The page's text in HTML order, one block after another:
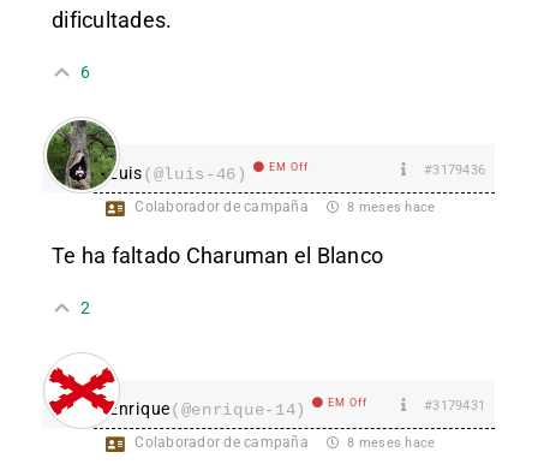
dificultades.
6
Luis(@luis-46) EM Off #3179436
Colaborador de campaña 8 meses hace
Te ha faltado Charuman el Blanco
2
Enrique(@enrique-14) EM Off #3179431
Colaborador de campaña 8 meses hace